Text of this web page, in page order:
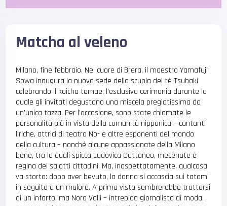
Matcha al veleno
Milano, fine febbraio. Nel cuore di Brera, il maestro Yamafuji
Sowa inaugura la nuova sede della scuola del tè Tsubaki
celebrando il koicha temae, l’esclusiva cerimonia durante la
quale gli invitati degustano una miscela pregiatissima da
un’unica tazza. Per l’occasione, sono state chiamate le
personalità più in vista della comunità nipponica – cantanti
liriche, attrici di teatro No- e altre esponenti del mondo
della cultura – nonché alcune appassionate della Milano
bene, tra le quali spicca Ludovica Cattaneo, mecenate e
regina dei salotti cittadini. Ma, inaspettatamente, qualcosa
va storto: dopo aver bevuto, la donna si accascia sui tatami
in seguito a un malore. A prima vista sembrerebbe trattarsi
di un infarto, ma Nora Valli – intrepida giornalista di moda,